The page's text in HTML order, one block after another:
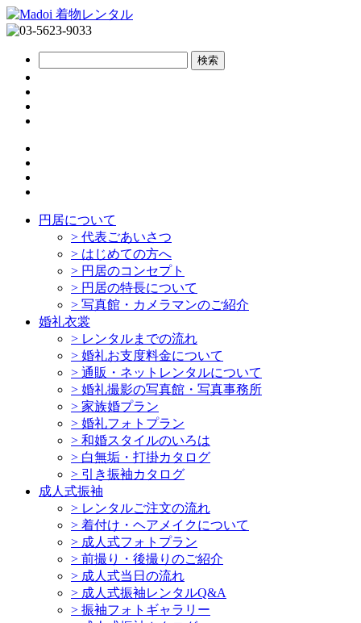
円居について
> 代表ごあいさつ
> はじめての方へ
> 円居のコンセプト
> 円居の特長について
> 写真館・カメラマンのご紹介
婚礼衣裳
> レンタルまでの流れ
> 婚礼お支度料金について
> 通販・ネットレンタルについて
> 婚礼撮影の写真館・写真事務所
> 家族婚プラン
> 婚礼フォトプラン
> 和婚スタイルのいろは
> 白無垢・打掛カタログ
> 引き振袖カタログ
成人式振袖
> レンタルご注文の流れ
> 着付け・ヘアメイクについて
> 成人式フォトプラン
> 前撮り・後撮りのご紹介
> 成人式当日の流れ
> 成人式振袖レンタルQ&A
> 振袖フォトギャラリー